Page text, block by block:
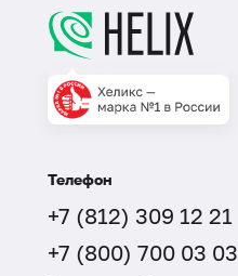
Телефон
+7 (812) 309 12 21
+7 (800) 700 03 03